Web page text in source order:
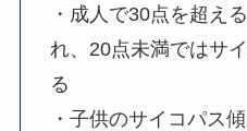
・成人で30点を超え
れ、20点未満ではサ
る
・子供のサイコパス